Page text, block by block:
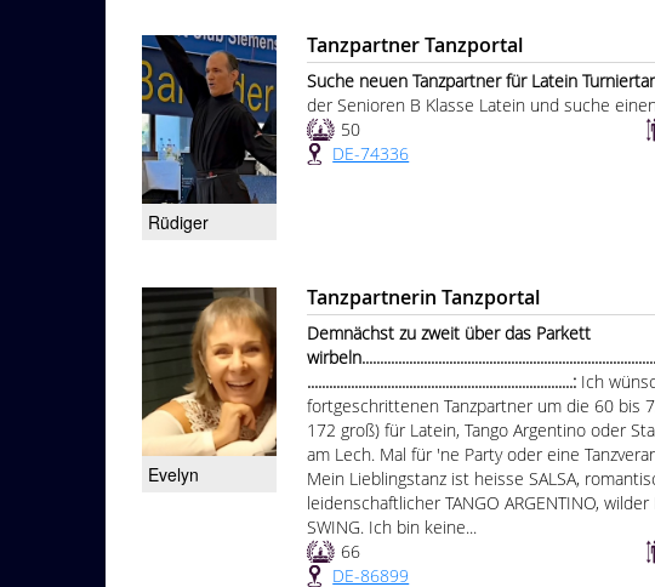
Rüdiger
Tanzpartner Tanzportal
Suche neuen Tanzpartner für Latein
der Senioren B Klasse Latein und suche
50
DE-74336
Evelyn
Tanzpartnerin Tanzportal
Demnächst zu zweit über das Parkett
.........................................................................: Ich
fortgeschrittenen Tanzpartner um die 60 bis
172 groß) für Latein, Tango Argentino oder
am Lech. Mal für 'ne Party oder eine
Mein Lieblingstanz ist heisse SALSA,
leidenschaftlicher TANGO ARGENTINO,
SWING. Ich bin keine...
66
DE-86899